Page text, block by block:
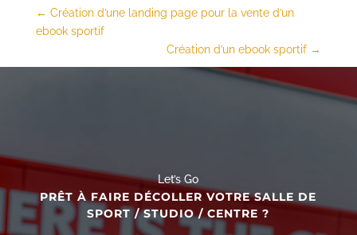
← Création d’une landing page pour la vente d’un
ebook sportif
Création d’un ebook sportif →
Let’s Go
PRÊT À FAIRE DÉCOLLER VOTRE SALLE DE
SPORT / STUDIO / CENTRE ?